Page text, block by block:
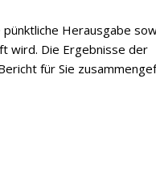
Herausgabe
wird. Die Ergebnisse der
für Sie